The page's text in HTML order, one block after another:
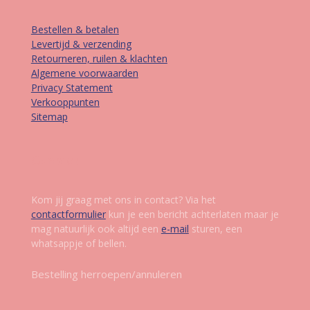
Bestellen & betalen
Levertijd & verzending
Retourneren, ruilen & klachten
Algemene voorwaarden
Privacy Statement
Verkooppunten
Sitemap
Kom jij graag met ons in contact? Via het
contactformulierkun je een bericht achterlaten maar je
mag natuurlijk ook altijd een e-mail sturen, een
whatsappje of bellen.
Bestelling herroepen/annuleren